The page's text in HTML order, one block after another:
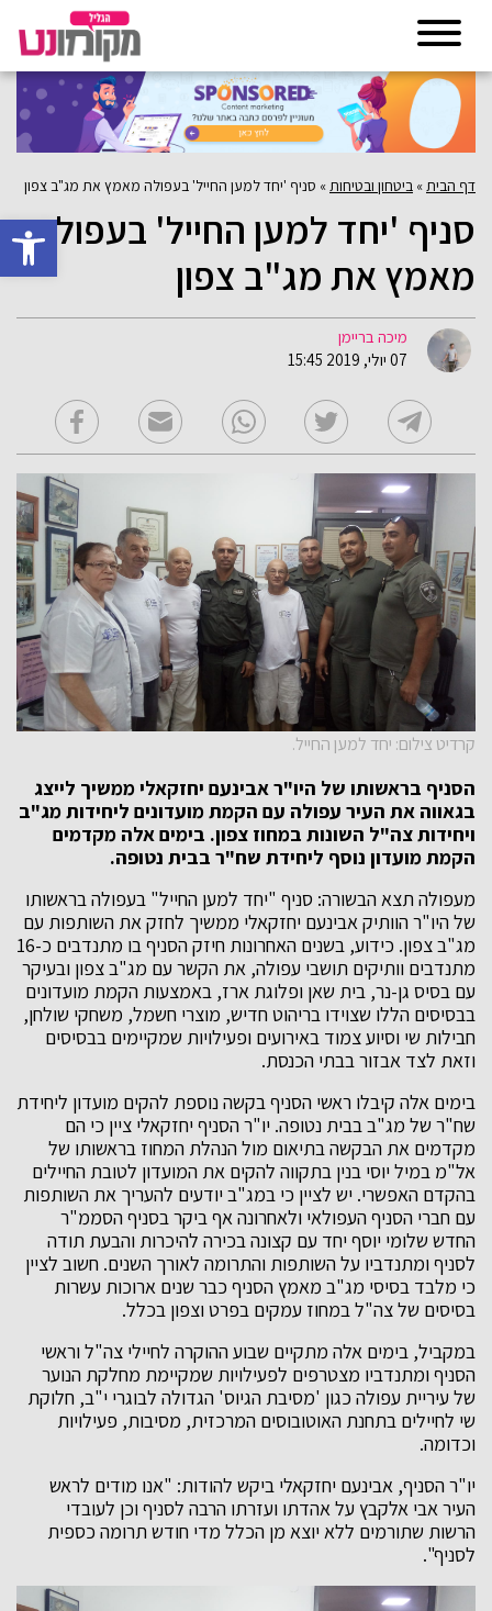
פתח
דף הבית » ביטחון ובטיחות » סניף 'יחד למען החייל' בעפולה מאמץ את מג"ב צפון
סניף 'יחד למען החייל' בעפולה
מאמץ את מג"ב צפון
מיכה בריימן
07 יולי, 2019 15:45
קרדיט צילום: יחד למען החייל.
הסניף בראשותו של היו"ר אבינעם יחזקאלי ממשיך לייצג
בגאווה את העיר עפולה עם הקמת מועדונים ליחידות מג"ב
ויחידות צה"ל השונות במחוז צפון. בימים אלה מקדמים
הקמת מועדון נוסף ליחידת שח"ר בבית נטופה.
מעפולה תצא הבשורה: סניף "יחד למען החייל" בעפולה בראשותו
של היו"ר הוותיק אבינעם יחזקאלי ממשיך לחזק את השותפות עם
מג"ב צפון. כידוע, בשנים האחרונות חיזק הסניף בו מתנדבים כ-16
מתנדבים וותיקים תושבי עפולה, את הקשר עם מג"ב צפון ובעיקר
עם בסיס גן-נר, בית שאן ופלוגת ארז, באמצעות הקמת מועדונים
בבסיסים הללו שצוידו בריהוט חדיש, מוצרי חשמל, משחקי שולחן,
חבילות שי וסיוע צמוד באירועים ופעילויות שמקיימים בבסיסים
וזאת לצד אבזור בבתי הכנסת.
בימים אלה קיבלו ראשי הסניף בקשה נוספת להקים מועדון ליחידת
שח"ר של מג"ב בבית נטופה. יו"ר הסניף יחזקאלי ציין כי הם
מקדמים את הבקשה בתיאום מול הנהלת המחוז בראשותו של
אל"מ במיל יוסי בנין בתקווה להקים את המועדון לטובת החיילים
בהקדם האפשרי. יש לציין כי במג"ב יודעים להעריך את השותפות
עם חברי הסניף העפולאי ולאחרונה אף ביקר בסניף הסממ"ר
החדש שלומי יוסף יחד עם קצונה בכירה להיכרות והבעת תודה
לסניף ומתנדביו על השותפות והתרומה לאורך השנים. חשוב לציין
כי מלבד בסיסי מג"ב מאמץ הסניף כבר שנים ארוכות עשרות
בסיסים של צה"ל במחוז עמקים בפרט וצפון בכלל.
במקביל, בימים אלה מתקיים שבוע ההוקרה לחיילי צה"ל וראשי
הסניף ומתנדביו מצטרפים לפעילויות שמקיימת מחלקת הנוער
של עיריית עפולה כגון 'מסיבת הגיוס' הגדולה לבוגרי י"ב, חלוקת
שי לחיילים בתחנת האוטובוסים המרכזית, מסיבות, פעילויות
וכדומה.
יו"ר הסניף, אבינעם יחזקאלי ביקש להודות: "אנו מודים לראש
העיר אבי אלקבץ על אהדתו ועזרתו הרבה לסניף וכן לעובדי
הרשות שתורמים ללא יוצא מן הכלל מדי חודש תרומה כספית
לסניף".